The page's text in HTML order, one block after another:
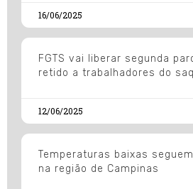
16/06/2025
FGTS vai liberar segunda
retido a trabalhadores do
12/06/2025
Temperaturas baixas
na região de Campinas